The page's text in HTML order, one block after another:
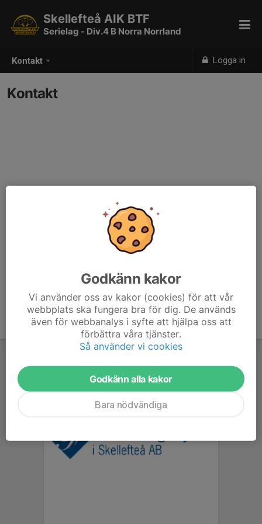
Kontakt Logga in
Skellefteå AIK BTF
Serielag - Div.4 B Norra Norrland
Kontakt
Godkänn kakor
Vi använder oss av kakor (cookies) för att vår
webbplats ska fungera bra för dig. De används
även för webbanalys i syfte att hjälpa oss att
förbättra våra tjänster.
Så använder vi cookies
Godkänn alla kakor
Bara nödvändiga